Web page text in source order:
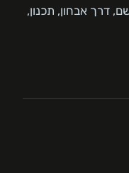
דרך אבחון, תכנון,